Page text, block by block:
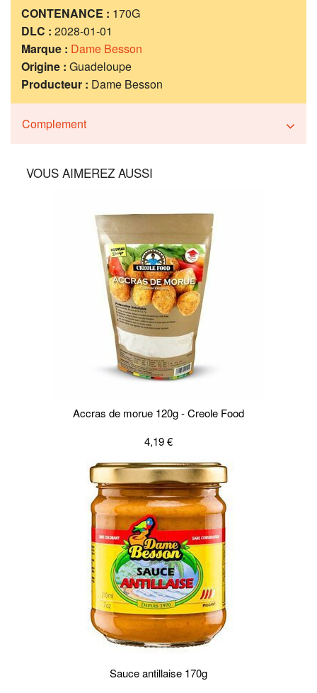
CONTENANCE : 170G
DLC : 2028-01-01
Marque : Dame Besson
Origine : Guadeloupe
Producteur : Dame Besson
Complement
VOUS AIMEREZ AUSSI
Accras de morue 120g - Creole Food
4,19 €
Sauce antillaise 170g